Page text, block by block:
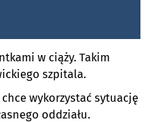
w ciąży. Takim
szpitala.
wykorzystać sytuację
oddziału.